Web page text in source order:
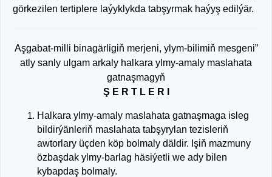
görkezilen tertiplere laýyklykda tabşyrmak haýyş edilýär.
Aşgabat-milli binagärligiň merjeni, ylym-bilimiň mesgeni”
atly sanly ulgam arkaly halkara ylmy-amaly maslahata
gatnaşmagyň
Ş E R T L E R I
Halkara ylmy-amaly maslahata gatnaşmaga isleg
bildirýänleriň maslahata tabşyrylan tezisleriň
awtorlary üçden köp bolmaly däldir. Işiň mazmuny
özbaşdak ylmy-barlag häsiýetli we ady bilen
kybapdaş bolmaly.